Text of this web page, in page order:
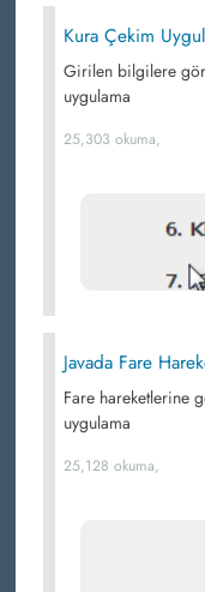
Kura Çekim
Girilen bilgilere
uygulama
25,303 okuma,
Javada Fare
Fare hareketlerine
uygulama
25,128 okuma,